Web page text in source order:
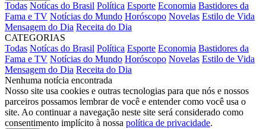
Todas Notícas do Brasil Política Esporte Economia Bastidores da
Fama e TV Notícias do Mundo Horóscopo Novelas Estilo de Vida
Mensagem do Dia Receita do Dia
CATEGORIAS
Todas Notícas do Brasil Política Esporte Economia Bastidores da
Fama e TV Notícias do Mundo Horóscopo Novelas Estilo de Vida
Mensagem do Dia Receita do Dia
Nenhuma notícia encontrada
Nosso site usa cookies e outras tecnologias para que nós e nossos
parceiros possamos lembrar de você e entender como você usa o
site. Ao continuar a navegação neste site será considerado como
consentimento implícito à nossa política de privacidade.